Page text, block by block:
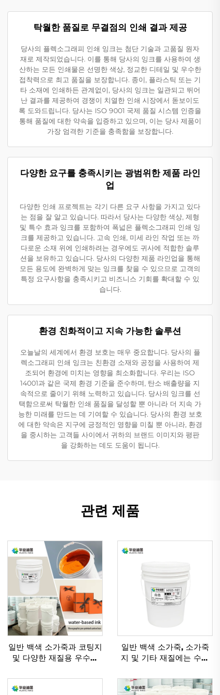
탁월한 품질로 무결점의 인쇄 결과 제공
당사의 플렉소그래피 인쇄 잉크는 첨단 기술과 고품질 원자
재로 제작되었습니다. 이를 통해 당사의 잉크를 사용하여 생
산하는 모든 인쇄물은 선명한 색상, 정교한 디테일 및 우수한
접착력으로 최고 품질을 보장합니다. 종이, 플라스틱 또는 기
타 소재에 인쇄하든 관계없이, 당사의 잉크는 일관되고 뛰어
난 결과를 제공하여 경쟁이 치열한 인쇄 시장에서 돋보이도
록 도와드립니다. 당사는 ISO 9001 국제 품질 시스템 인증을
통해 품질에 대한 약속을 입증하고 있으며, 이는 당사 제품이
가장 엄격한 기준을 충족함을 보장합니다.
다양한 요구를 충족시키는 광범위한 제품 라인
업
다양한 인쇄 프로젝트는 각기 다른 요구 사항을 가지고 있다
는 점을 잘 알고 있습니다. 따라서 당사는 다양한 색상, 제형
및 특수 효과 잉크를 포함하여 폭넓은 플렉소그래피 인쇄 잉
크를 제공하고 있습니다. 고속 인쇄, 미세 라인 작업 또는 까
다로운 소재 위에 인쇄하려는 경우에도 귀사에 적합한 솔루
션을 보유하고 있습니다. 당사의 다양한 제품 라인업을 통해
모든 용도에 완벽하게 맞는 잉크를 찾을 수 있으므로 고객의
특정 요구사항을 충족시키고 비즈니스 기회를 확대할 수 있
습니다.
환경 친화적이고 지속 가능한 솔루션
오늘날의 세계에서 환경 보호는 매우 중요합니다. 당사의 플
렉소그래피 인쇄 잉크는 친환경 소재와 공정을 사용하여 제
조되어 환경에 미치는 영향을 최소화합니다. 우리는 ISO
14001과 같은 국제 환경 기준을 준수하며, 탄소 배출량을 지
속적으로 줄이기 위해 노력하고 있습니다. 당사의 잉크를 선
택함으로써 탁월한 인쇄 품질을 달성할 뿐 아니라 더 지속 가
능한 미래를 만드는 데 기여할 수 있습니다. 당사의 환경 보호
에 대한 약속은 지구에 긍정적인 영향을 미칠 뿐 아니라, 환경
을 중시하는 고객들 사이에서 귀하의 브랜드 이미지와 평판
을 강화하는 데도 도움이 됩니다.
관련 제품
일반 백색 소가죽과 코팅지
및 다양한 재질용 우수한
일반 백색 소가죽, 소가죽
지 및 기타 재질에는 수성
에 매우 적합합니다.